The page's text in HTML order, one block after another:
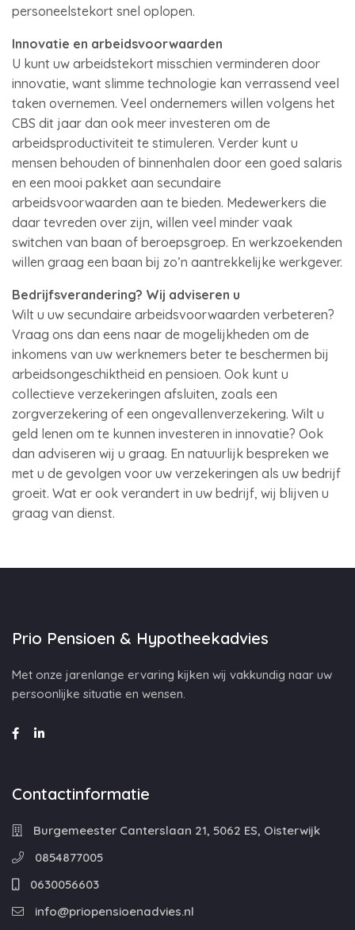
personeelstekort snel oplopen.
Innovatie en arbeidsvoorwaarden
U kunt uw arbeidstekort misschien verminderen door
innovatie, want slimme technologie kan verrassend veel
taken overnemen. Veel ondernemers willen volgens het
CBS dit jaar dan ook meer investeren om de
arbeidsproductiviteit te stimuleren. Verder kunt u
mensen behouden of binnenhalen door een goed salaris
en een mooi pakket aan secundaire
arbeidsvoorwaarden aan te bieden. Medewerkers die
daar tevreden over zijn, willen veel minder vaak
switchen van baan of beroepsgroep. En werkzoekenden
willen graag een baan bij zo’n aantrekkelijke werkgever.
Bedrijfsverandering? Wij adviseren u
Wilt u uw secundaire arbeidsvoorwaarden verbeteren?
Vraag ons dan eens naar de mogelijkheden om de
inkomens van uw werknemers beter te beschermen bij
arbeidsongeschiktheid en pensioen. Ook kunt u
collectieve verzekeringen afsluiten, zoals een
zorgverzekering of een ongevallenverzekering. Wilt u
geld lenen om te kunnen investeren in innovatie? Ook
dan adviseren wij u graag. En natuurlijk bespreken we
met u de gevolgen voor uw verzekeringen als uw bedrijf
groeit. Wat er ook verandert in uw bedrijf, wij blijven u
graag van dienst.
Prio Pensioen & Hypotheekadvies
Met onze jarenlange ervaring kijken wij vakkundig naar uw
persoonlijke situatie en wensen.
Contactinformatie
Burgemeester Canterslaan 21, 5062 ES, Oisterwijk
0854877005
0630056603
info@priopensioenadvies.nl